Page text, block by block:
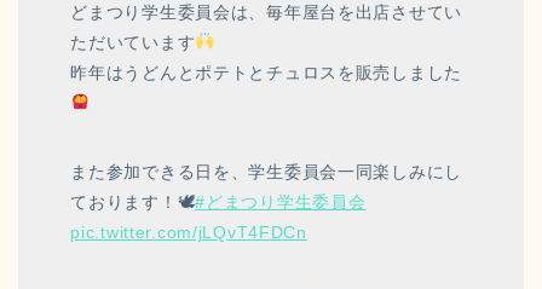
どまつり学生委員会は、毎年屋台を出店させてい
ただいています
昨年はうどんとポテトとチュロスを販売しました
また参加できる日を、学生委員会一同楽しみにし
ております！🕊#どまつり学生委員会
pic.twitter.com/jLQvT4FDCn